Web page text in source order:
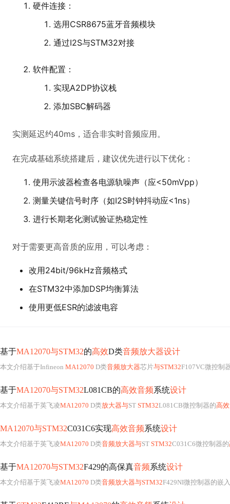
硬件连接：
选用CSR8675蓝牙音频模块
通过I2S与STM32对接
软件配置：
实现A2DP协议栈
添加SBC解码器
实测延迟约40ms，适合非实时音频应用。
在完成基础系统搭建后，建议优先进行以下优化：
使用示波器检查各电源轨噪声（应<50mVpp）
测量关键信号时序（如I2S时钟抖动应<1ns）
进行长期老化测试验证热稳定性
对于需要更高音质的应用，可以考虑：
改用24bit/96kHz音频格式
在STM32中添加DSP均衡算法
使用更低ESR的滤波电容
基于MA12070与STM32的高效D类音频放大器设计
本文介绍基于Infineon MA12070 D类音频放大器芯片与STM32F107VC微控制
基于MA12070与STM32L081CB的高效音频系统设计
本文介绍基于英飞凌MA12070 D类放大器与ST STM32L081CB微控制器的高
MA12070与STM32C031C6实现高效音频系统设计
本文介绍基于英飞凌MA12070 D类音频放大器与ST STM32C031C6微控制器的
基于MA12070与STM32F429的高保真音频系统设计
本文介绍基于英飞凌MA12070 D类音频放大器与STM32F429NI微控制器的嵌